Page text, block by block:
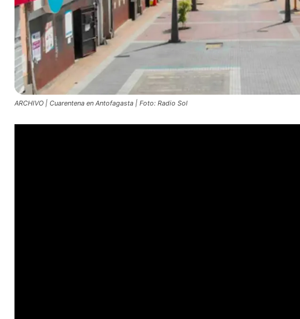
ARCHIVO | Cuarentena en Antofagasta | Foto: Radio Sol